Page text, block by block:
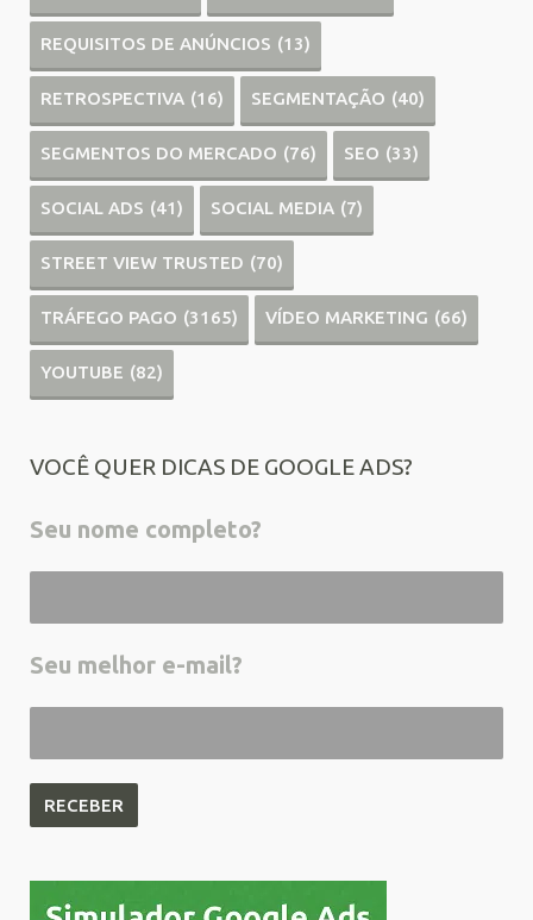
REQUISITOS DE ANÚNCIOS (13)
RETROSPECTIVA (16) SEGMENTAÇÃO (40)
SEGMENTOS DO MERCADO (76) SEO (33)
SOCIAL ADS (41) SOCIAL MEDIA (7)
STREET VIEW TRUSTED (70)
TRÁFEGO PAGO (3165) VÍDEO MARKETING (66)
YOUTUBE (82)
VOCÊ QUER DICAS DE GOOGLE ADS?
Seu nome completo?
Seu melhor e-mail?